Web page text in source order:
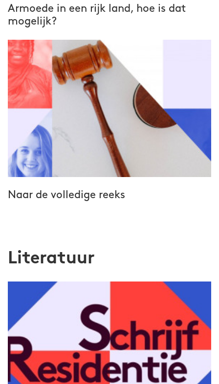
Armoede in een rijk land, hoe is dat
mogelijk?
Naar de volledige reeks
Literatuur